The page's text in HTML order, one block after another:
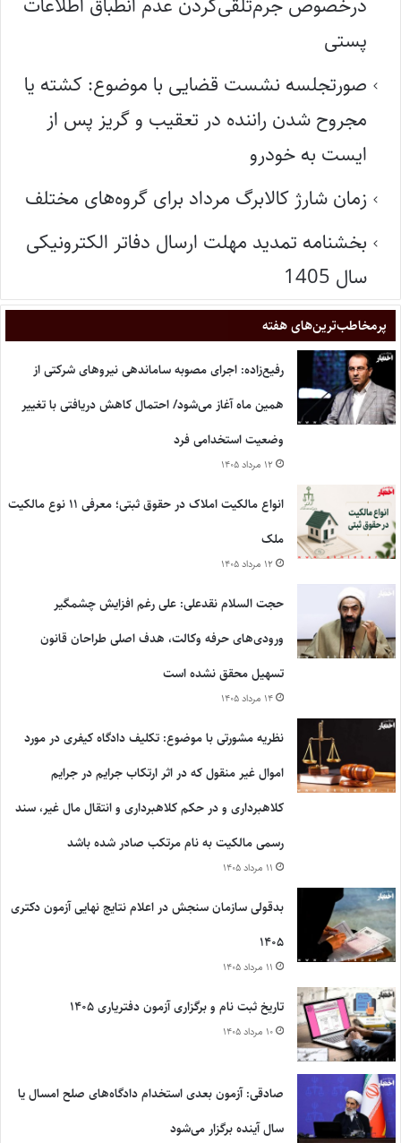
پستی
صورتجلسه نشست قضایی با موضوع: کشته یا
مجروح شدن راننده در تعقیب و گریز پس از
ایست به خودرو
زمان شارژ کالابرگ مرداد برای گروه‌های مختلف
بخشنامه تمدید مهلت ارسال دفاتر الکترونیکی
سال 1405
پر‌مخاطب‌ترین‌های هفته
رفیع‌زاده: اجرای مصوبه ساماندهی نیروهای شرکتی از
همین ماه آغاز می‌شود/ احتمال کاهش دریافتی با تغییر
وضعیت استخدامی فرد
۱۲ مرداد ۱۴۰۵
انواع مالکیت املاک در حقوق ثبتی؛ معرفی ۱۱ نوع مالکیت
ملک
۱۲ مرداد ۱۴۰۵
حجت السلام نقدعلی: علی رغم افزایش چشمگیر
ورودی‌های حرفه وکالت، هدف اصلی طراحان قانون
تسهیل محقق نشده است
۱۴ مرداد ۱۴۰۵
نظریه مشورتی با موضوع: تکلیف دادگاه کیفری در مورد
اموال غیر منقول که در اثر ارتکاب جرایم در جرایم
کلاهبرداری و در حکم کلاهبرداری و انتقال مال غیر، سند
رسمی مالکیت به نام مرتکب صادر شده باشد
۱۱ مرداد ۱۴۰۵
بدقولی سازمان سنجش در اعلام نتایج نهایی آزمون دکتری
۱۴۰۵
۱۱ مرداد ۱۴۰۵
تاریخ ثبت نام و برگزاری آزمون دفتریاری ۱۴۰۵
۱۰ مرداد ۱۴۰۵
صادقی: آزمون بعدی استخدام دادگاه‌های صلح امسال یا
سال آینده برگزار می‌شود